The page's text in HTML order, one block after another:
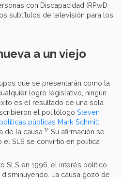
con Discapacidad (RPwD
subtítulos de televisión para los
a un viejo
que se presentarán como la
logro legislativo, ningún
es el resultado de una sola
el politólogo Steven
públicas Mark Schmitt
de la causa. 12 Su afirmación se
el SLS se convirtió en política
SLS en 1996, el interés político
La causa gozó de